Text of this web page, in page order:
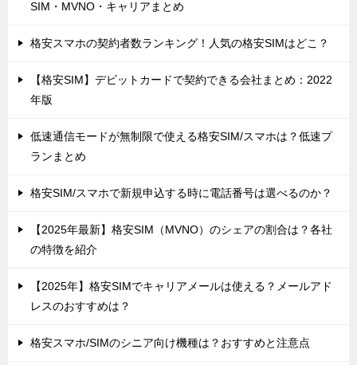
SIM・MVNO・キャリアまとめ
格安スマホの契約者数ランキング！人気の格安SIMはどこ？
【格安SIM】デビットカードで契約できる会社まとめ：2022
年版
低速通信モードが無制限で使える格安SIM/スマホは？低速プ
ランまとめ
格安SIM/スマホで新規申込する時に電話番号は選べるのか？
【2025年最新】格安SIM（MVNO）のシェアの割合は？各社
の特徴を紹介
【2025年】格安SIMでキャリアメールは使える？メールアド
レスのおすすめは？
格安スマホ/SIMのシニア向け機種は？おすすめと注意点